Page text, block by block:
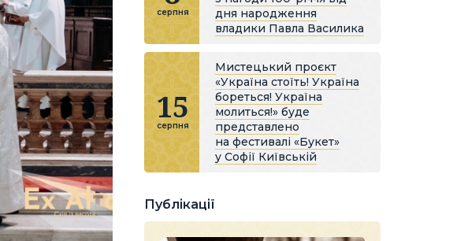
серпня
дня народження
владики Павла Василика
15
серпня
Мистецький проєкт
«Україна стоїть! Україна
бореться! Україна
молиться!» буде
представлено
на фестивалі «Букет»
у Софії Київській
Публікації